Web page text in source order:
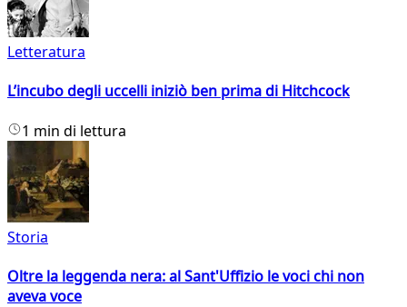
Letteratura
L’incubo degli uccelli iniziò ben prima di Hitchcock
1 min di lettura
Storia
Oltre la leggenda nera: al Sant'Uffizio le voci chi non
aveva voce